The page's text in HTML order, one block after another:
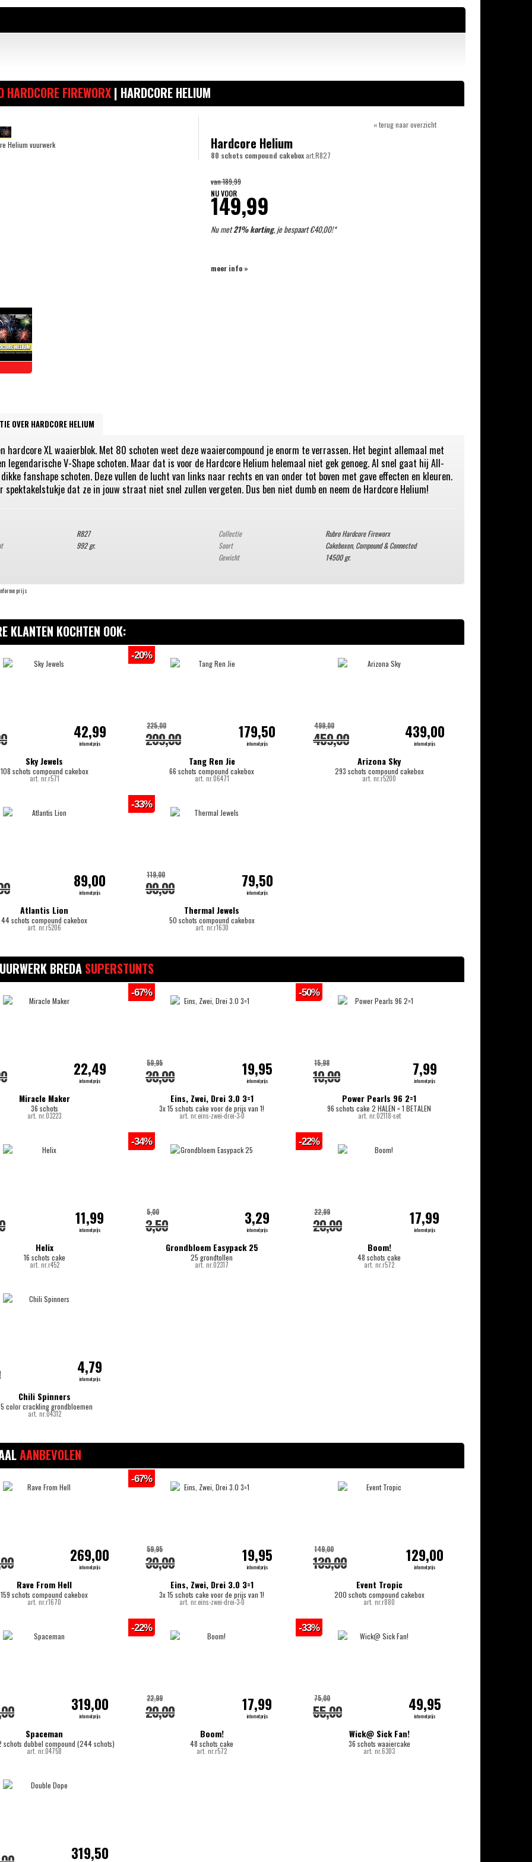
HARDCORE FIREWORX | HARDCORE HELIUM
« terug naar overzicht
Hardcore Helium
80 schots compound cakeboxart.R827
van189,99
NU VOOR
149,99
Nu met21% korting, je bespaart €40,00!*
meer info »
OVER HARDCORE HELIUM
hardcore XL waaierblok. Met 80 schoten weet deze waaiercompound je enorm te verrassen. Het begint allemaal met
legendarische V-Shape schoten. Maar dat is voor de Hardcore Helium helemaal niet gek genoeg. Al snel gaat hij All-
fanshape schoten. Deze vullen de lucht van links naar rechts en van onder tot boven met gave effecten en kleuren.
spektakelstukje dat ze in jouw straat niet snel zullen vergeten. Dus ben niet dumb en neem de Hardcore Helium!
R827
992 gr.
Collectie
Rubro Hardcore Fireworx
Soort
Cakeboxen, Compound & Connected
Gewicht
14500 gr.
prijs
KLANTEN KOCHTEN OOK:
Sky Jewels
108 schots compound cakebox
art. nr.r571
42,99
internetprijs
Tang Ren Jie
66 schots compound cakebox
art. nr.06471
209,00
225,00 179,50
internetprijs
-20%
Arizona Sky
293 schots compound cakebox
art. nr.r5200
459,00
499,00 439,00
internetprijs
Atlantis Lion
44 schots compound cakebox
art. nr.r5206
89,00
internetprijs
Thermal Jewels
50 schots compound cakebox
art. nr.r1630
90,00
119,00 79,50
internetprijs
-33%
BREDASUPERSTUNTS
Miracle Maker
36 schots
art. nr.03223
22,49
internetprijs
Eins, Zwei, Drei 3.0 3=1
3x 15 schots cake voor de prijs van 1!
art. nr.eins-zwei-drei-3-0
30,00
59,95 19,95
internetprijs
-67%
Power Pearls 96 2=1
96 schots cake 2 HALEN = 1 BETALEN
art. nr.02118-set
10,00
15,98 7,99
internetprijs
-50%
Helix
16 schots cake
art. nr.r452
11,99
internetprijs
Grondbloem Easypack 25
25 grondtollen
art. nr.02317
3,50
5,00 3,29
internetprijs
-34%
Boom!
48 schots cake
art. nr.r572
20,00
22,99 17,99
internetprijs
-22%
Chili Spinners
color crackling grondbloemen
art. nr.04312
4,79
internetprijs
AANBEVOLEN
Rave From Hell
159 schots compound cakebox
art. nr.r1670
269,00
internetprijs
Eins, Zwei, Drei 3.0 3=1
3x 15 schots cake voor de prijs van 1!
art. nr.eins-zwei-drei-3-0
30,00
59,95 19,95
internetprijs
-67%
Event Tropic
200 schots compound cakebox
art. nr.r880
139,00
149,00 129,00
internetprijs
Spaceman
schots dubbel compound (244 schots)
art. nr.04758
319,00
internetprijs
Boom!
48 schots cake
art. nr.r572
20,00
22,99 17,99
internetprijs
-22%
Wick@ Sick Fan!
36 schots waaiercake
art. nr.6303
55,00
75,00 49,95
internetprijs
-33%
319,50